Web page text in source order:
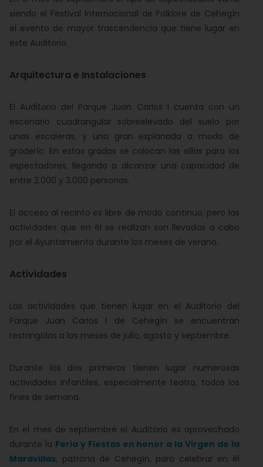
siendo el Festival Internacional de Folklore de Cehegín
el evento de mayor trascendencia que tiene lugar en
este Auditorio.
Arquitectura e Instalaciones
El Auditorio del Parque Juan Carlos I cuenta con un
escenario cuadrangular sobreelevado del suelo por
unas escaleras, y una gran explanada a modo de
graderío. En estas gradas se colocan las sillas para los
espectadores, llegando a alcanzar una capacidad de
entre 2.000 y 3.000 personas.
El acceso al recinto es libre de modo continuo, pero las
actividades que en él se realizan son llevadas a cabo
por el Ayuntamiento durante los meses de verano.
Actividades
Las actividades que tienen lugar en el Auditorio del
Parque Juan Carlos I de Cehegín se encuentran
restringidas a los meses de julio, agosto y septiembre.
Durante los dos primeros tienen lugar numerosas
actividades infantiles, especialmente teatro, todos los
fines de semana.
En el mes de septiembre el Auditorio es aprovechado
durante la Feria y Fiestas en honor a la Virgen de la
Maravillas, patrona de Cehegín, para celebrar en él